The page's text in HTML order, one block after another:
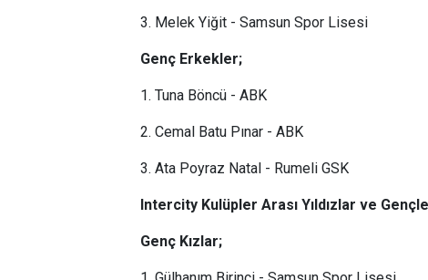
3. Melek Yiğit - Samsun Spor Lisesi
Genç Erkekler;
1. Tuna Böncü - ABK
2. Cemal Batu Pınar - ABK
3. Ata Poyraz Natal - Rumeli GSK
Intercity Kulüpler Arası Yıldızlar ve
Genç Kızlar;